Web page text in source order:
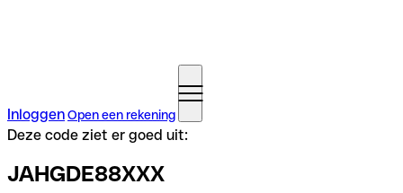
InloggenOpen een rekening
Deze code ziet er goed uit:
JAHGDE88XXX